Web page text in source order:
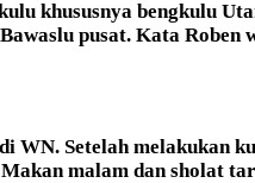
khususnya bengkulu
pusat. Kata
Setelah melakukan
malam dan sholat